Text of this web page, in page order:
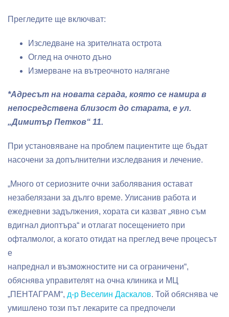
Прегледите ще включват:
Изследване на зрителната острота
Оглед на очното дъно
Измерване на вътреочното налягане
*Адресът на новата сграда, която се намира в
непосредствена близост до старата, е ул.
„Димитър Петков“ 11.
При установяване на проблем пациентите ще бъдат
насочени за допълнителни изследвания и лечение.
„Много от сериозните очни заболявания остават
незабелязани за дълго време. Улисанив работа и
ежедневни задължения, хората си казват „явно съм
вдигнал диоптъра“ и отлагат посещението при
офталмолог, а когато отидат на преглед вече процесът
е
напреднал и възможностите ни са ограничени“,
обяснява управителят на очна клиника и МЦ
„ПЕНТАГРАМ“, д-р Веселин Даскалов. Той обяснява че
умишлено този път лекарите са предпочели